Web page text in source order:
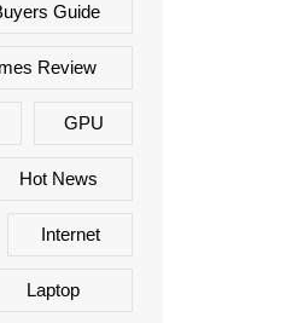
Guide
Review
GPU
Hot News
Internet
Laptop